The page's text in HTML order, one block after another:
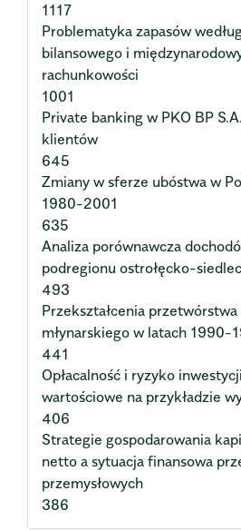
1117
Problematyka zapasów
bilansowego i
rachunkowości
1001
Private banking w PKO BP
klientów
645
Zmiany w sferze ubóstwa w
1980-2001
635
Analiza porównawcza
podregionu ostrołęcko-
493
Przekształcenia
młynarskiego w latach 1990-
441
Opłacalność i ryzyko
wartościowe na przykładzie
406
Strategie gospodarowania
netto a sytuacja finansowa
przemysłowych
386